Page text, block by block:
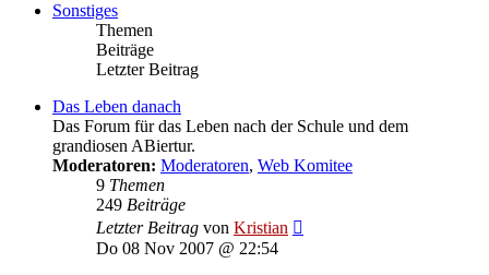
Sonstiges
Themen
Beiträge
Letzter Beitrag
Das Leben danach
Das Forum für das Leben nach der Schule und dem
grandiosen ABiertur.
Moderatoren: Moderatoren, Web Komitee
9 Themen
249 Beiträge
Letzter Beitrag von Kristian
Do 08 Nov 2007 @ 22:54